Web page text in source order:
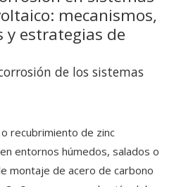
mecanismos,
y estrategias de
de los sistemas
recubrimiento de zinc
entornos húmedos, salados o
montaje de acero de carbono